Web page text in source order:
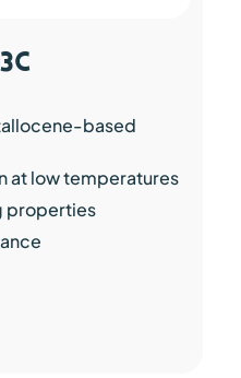
based
at low temperatures
properties